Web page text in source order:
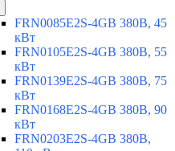
FRN0085E2S-4GB 380В, 45
кВт
FRN0105E2S-4GB 380В, 55
кВт
FRN0139E2S-4GB 380В, 75
кВт
FRN0168E2S-4GB 380В, 90
кВт
FRN0203E2S-4GB 380В,